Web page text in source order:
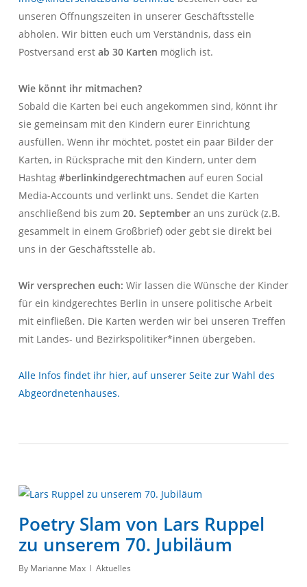
unseren Öffnungszeiten in unserer Geschäftsstelle
abholen. Wir bitten euch um Verständnis, dass ein
Postversand erst ab 30 Karten möglich ist.
Wie könnt ihr mitmachen?
Sobald die Karten bei euch angekommen sind, könnt ihr
sie gemeinsam mit den Kindern eurer Einrichtung
ausfüllen. Wenn ihr möchtet, postet ein paar Bilder der
Karten, in Rücksprache mit den Kindern, unter dem
Hashtag #berlinkindgerechtmachen auf euren Social
Media-Accounts und verlinkt uns. Sendet die Karten
anschließend bis zum 20. Septemberan uns zurück (z.B.
gesammelt in einem Großbrief) oder gebt sie direkt bei
uns in der Geschäftsstelle ab.
Wir versprechen euch: Wir lassen die Wünsche der Kinder
für ein kindgerechtes Berlin in unsere politische Arbeit
mit einfließen. Die Karten werden wir bei unseren Treffen
mit Landes- und Bezirkspolitiker*innen übergeben.
Alle Infos findet ihr hier, auf unserer Seite zur Wahl des
Abgeordnetenhauses.
Poetry Slam von Lars Ruppel
zu unserem 70. Jubiläum
By Marianne Max Aktuelles